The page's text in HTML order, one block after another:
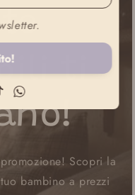
ti
Scopri la
bambino a prezzi
WhatsApp